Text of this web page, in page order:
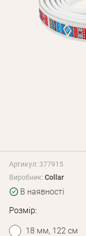
Артикул: 377915
Виробник:Collar
В наявності
Розмір:
18 мм, 122 см